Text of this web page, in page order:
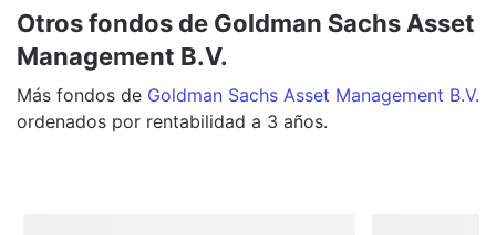
Otros fondos de Goldman Sachs Asset
Management B.V.
Más fondos de Goldman Sachs Asset Management B.V.
ordenados por rentabilidad a 3 años.